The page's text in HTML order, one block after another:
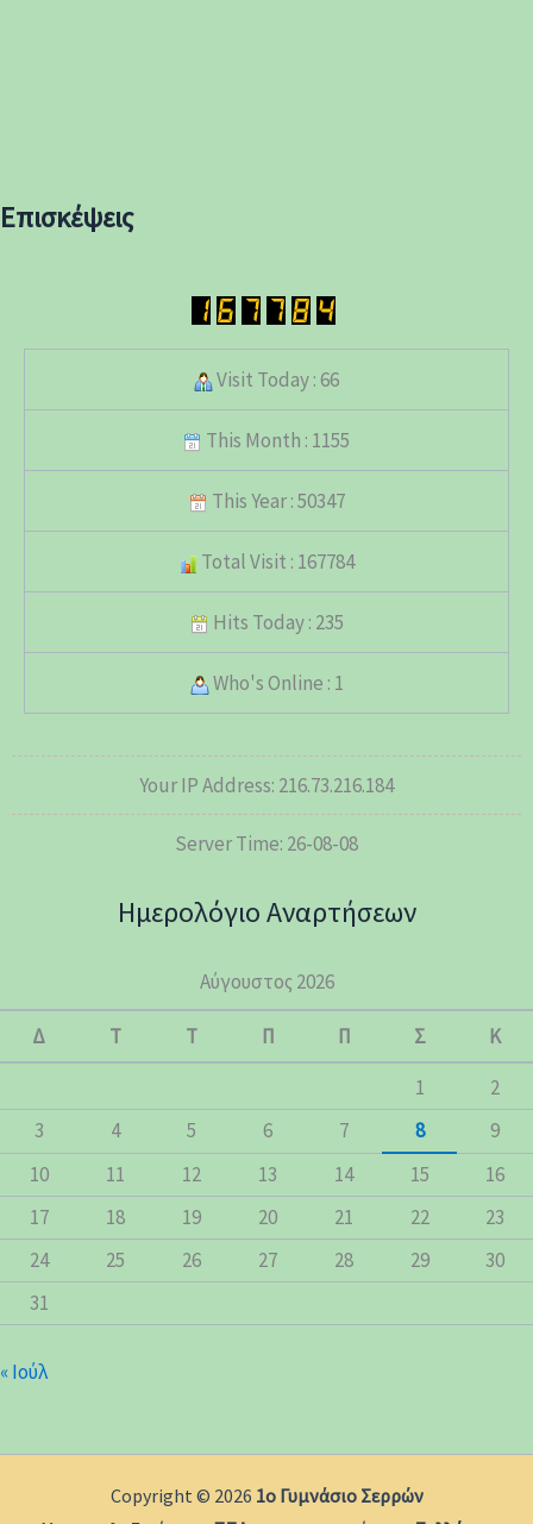
Επισκέψεις
Visit Today : 66
This Month : 1155
This Year : 50347
Total Visit : 167784
Hits Today : 235
Who's Online : 1
Your IP Address: 216.73.216.184
Server Time: 26-08-08
Ημερολόγιο Αναρτήσεων
Αύγουστος 2026
Δ Τ Τ Π Π Σ
Κ
1
2
3
4 5 6 7 8
9
10
11 12 13 14 15
16
17
18 19 20 21 22
23
24
25 26 27 28 29
30
31
« Ιούλ
Copyright © 2026 1ο Γυμνάσιο Σερρών